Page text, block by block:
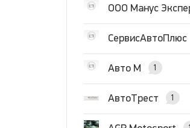
ООО Манус
СервисАвтоПлюс
Авто М 1
АвтоТрест 1